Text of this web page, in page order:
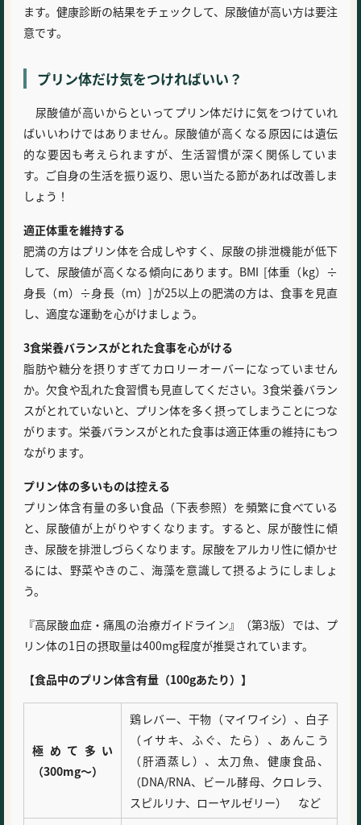
ます。健康診断の結果をチェックして、尿酸値が高い方は要注
意です。
プリン体だけ気をつければいい？
尿酸値が高いからといってプリン体だけに気をつけていれ
ばいいわけではありません。尿酸値が高くなる原因には遺伝
的な要因も考えられますが、生活習慣が深く関係していま
す。ご自身の生活を振り返り、思い当たる節があれば改善しま
しょう！
適正体重を維持する
肥満の方はプリン体を合成しやすく、尿酸の排泄機能が低下
して、尿酸値が高くなる傾向にあります。BMI [体重（kg）÷
身長（m）÷身長（ｍ）]が25以上の肥満の方は、食事を見直
し、適度な運動を心がけましょう。
3食栄養バランスがとれた食事を心がける
脂肪や糖分を摂りすぎてカロリーオーバーになっていません
か。欠食や乱れた食習慣も見直してください。3食栄養バラン
スがとれていないと、プリン体を多く摂ってしまうことにつな
がります。栄養バランスがとれた食事は適正体重の維持にもつ
ながります。
プリン体の多いものは控える
プリン体含有量の多い食品（下表参照）を頻繁に食べている
と、尿酸値が上がりやすくなります。すると、尿が酸性に傾
き、尿酸を排泄しづらくなります。尿酸をアルカリ性に傾かせ
るには、野菜やきのこ、海藻を意識して摂るようにしましょ
う。
『高尿酸血症・痛風の治療ガイドライン』（第3版）では、プ
リン体の1日の摂取量は400mg程度が推奨されています。
【食品中のプリン体含有量（100gあたり）】
極めて多い
（300mg～）
鶏レバー、干物（マイワイシ）、白子
（イサキ、ふぐ、たら）、あんこう
（肝酒蒸し）、太刀魚、健康食品、
（DNA/RNA、ビール酵母、クロレラ、
スピルリナ、ローヤルゼリー） など